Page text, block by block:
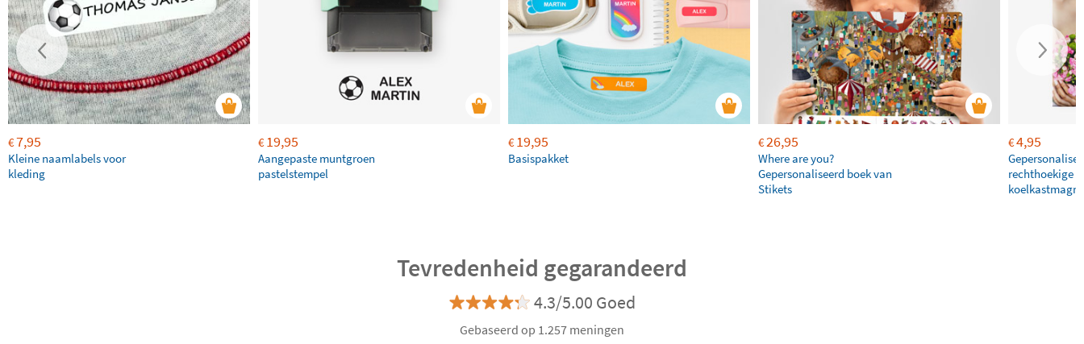
€7,95
Kleine naamlabels voor
kleding
€19,95
Aangepaste muntgroen
pastelstempel
€19,95
Basispakket
€26,95
Where are you?
Gepersonaliseerd boek van
Stikets
€4,95
rechthoekige
Tevredenheid gegarandeerd
4.3/5.00 Goed
Gebaseerd op 1.257 meningen